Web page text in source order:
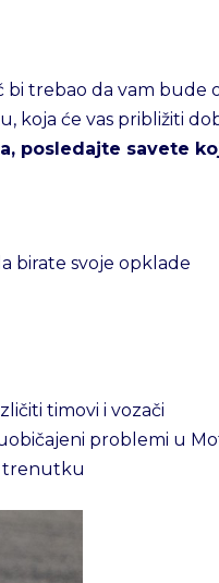
trebao da vam bude
koja će vas približiti
posledajte savete
birate svoje opklade
timovi i vozači
problemi u
trenutku